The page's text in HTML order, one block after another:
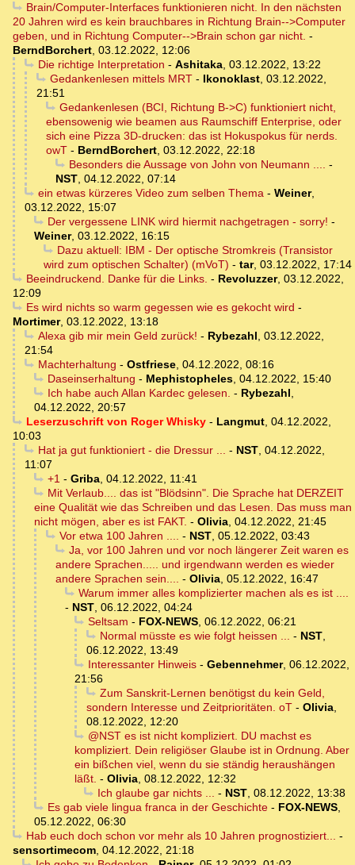
Brain/Computer-Interfaces funktionieren nicht. In den nächsten
20 Jahren wird es kein brauchbares in Richtung Brain-->Computer
geben, und in Richtung Computer-->Brain schon gar nicht. -
BerndBorchert, 03.12.2022, 12:06
Die richtige Interpretation - Ashitaka, 03.12.2022, 13:22
Gedankenlesen mittels MRT- Ikonoklast, 03.12.2022,
21:51
Gedankenlesen (BCI, Richtung B->C) funktioniert nicht,
ebensowenig wie beamen aus Raumschiff Enterprise, oder
sich eine Pizza 3D-drucken: das ist Hokuspokus für nerds.
owT - BerndBorchert, 03.12.2022, 22:18
Besonders die Aussage von John von Neumann .... -
NST, 04.12.2022, 07:14
ein etwas kürzeres Video zum selben Thema- Weiner,
03.12.2022, 15:07
Der vergessene LINK wird hiermit nachgetragen - sorry! -
Weiner, 03.12.2022, 16:15
Dazu aktuell: IBM - Der optische Stromkreis (Transistor
wird zum optischen Schalter) (mVoT) - tar, 03.12.2022, 17:14
Beeindruckend. Danke für die Links. - Revoluzzer, 03.12.2022,
12:09
Es wird nichts so warm gegessen wie es gekocht wird -
Mortimer, 03.12.2022, 13:18
Alexa gib mir mein Geld zurück! - Rybezahl, 03.12.2022,
21:54
Machterhaltung - Ostfriese, 04.12.2022, 08:16
Daseinserhaltung - Mephistopheles, 04.12.2022, 15:40
Ich habe auch Allan Kardec gelesen. - Rybezahl,
04.12.2022, 20:57
Leserzuschrift von Roger Whisky- Langmut, 04.12.2022,
10:03
Hat ja gut funktioniert - die Dressur ... - NST, 04.12.2022,
11:07
+1- Griba, 04.12.2022, 11:41
Mit Verlaub.... das ist "Blödsinn". Die Sprache hat DERZEIT
eine Qualität wie das Schreiben und das Lesen. Das muss man
nicht mögen, aber es ist FAKT. - Olivia, 04.12.2022, 21:45
Vor etwa 100 Jahren .... - NST, 05.12.2022, 03:43
Ja, vor 100 Jahren und vor noch längerer Zeit waren es
andere Sprachen..... und irgendwann werden es wieder
andere Sprachen sein.... - Olivia, 05.12.2022, 16:47
Warum immer alles komplizierter machen als es ist ....
- NST, 06.12.2022, 04:24
Seltsam - FOX-NEWS, 06.12.2022, 06:21
Normal müsste es wie folgt heissen ... - NST,
06.12.2022, 13:49
Interessanter Hinweis- Gebennehmer, 06.12.2022,
21:56
Zum Sanskrit-Lernen benötigst du kein Geld,
sondern Interesse und Zeitprioritäten. oT - Olivia,
08.12.2022, 12:20
@NST es ist nicht kompliziert. DU machst es
kompliziert. Dein religiöser Glaube ist in Ordnung. Aber
ein bißchen viel, wenn du sie ständig heraushängen
läßt. - Olivia, 08.12.2022, 12:32
Ich glaube gar nichts ... - NST, 08.12.2022, 13:38
Es gab viele lingua franca in der Geschichte- FOX-NEWS,
05.12.2022, 06:30
Hab euch doch schon vor mehr als 10 Jahren prognostiziert... -
sensortimecom, 04.12.2022, 21:18